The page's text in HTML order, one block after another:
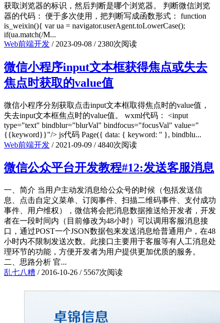
获取浏览器的标识，然后判断是哪个浏览器。 判断微信浏览
器的代码： 便于多次使用，把判断写成函数形式： function
is_weixin(){ var ua = navigator.userAgent.toLowerCase();
if(ua.match(/M...
Web前端开发 / 2023-09-08 / 2380次阅读
微信小程序input文本框获得焦点或失去
焦点时获取的value值
微信小程序分别获取点击input文本框取得焦点时的value值，
失去input文本框焦点时的value值。 wxml代码： <input
type="text" bindblur="blurVal" bindfocus="focusVal" value="
{{keyword}}"/> js代码 Page({ data: { keyword: '' }, bindblu...
Web前端开发 / 2021-09-09 / 4840次阅读
微信公众平台开发教程#12:发送客服消息
一、简介 当用户主动发消息给公众号的时候（包括发送信
息、点击自定义菜单、订阅事件、扫描二维码事件、支付成功
事件、用户维权），微信将会把消息数据推送给开发者，开发
者在一段时间内（目前修改为48小时）可以调用客服消息接
口，通过POST一个JSON数据包来发送消息给普通用户，在48
小时内不限制发送次数。此接口主要用于客服等有人工消息处
理环节的功能，方便开发者为用户提供更加优质的服务。
二、思路分析 官...
乱七八糟 / 2016-10-26 / 5567次阅读